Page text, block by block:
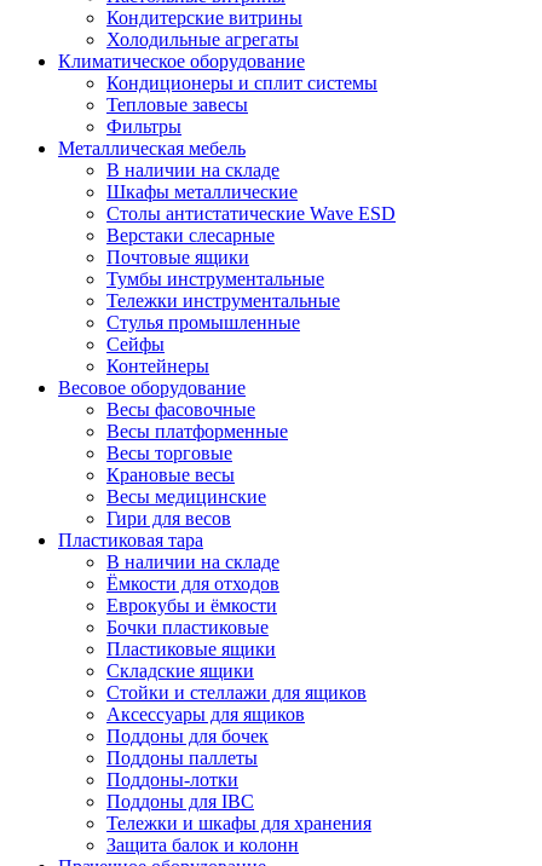
Кондитерские витрины
Холодильные агрегаты
Климатическое оборудование
Кондиционеры и сплит системы
Тепловые завесы
Фильтры
Металлическая мебель
В наличии на складе
Шкафы металлические
Столы антистатические Wave ESD
Верстаки слесарные
Почтовые ящики
Тумбы инструментальные
Тележки инструментальные
Стулья промышленные
Сейфы
Контейнеры
Весовое оборудование
Весы фасовочные
Весы платформенные
Весы торговые
Крановые весы
Весы медицинские
Гири для весов
Пластиковая тара
В наличии на складе
Ёмкости для отходов
Еврокубы и ёмкости
Бочки пластиковые
Пластиковые ящики
Складские ящики
Стойки и стеллажи для ящиков
Аксессуары для ящиков
Поддоны для бочек
Поддоны паллеты
Поддоны-лотки
Поддоны для IBC
Тележки и шкафы для хранения
Защита балок и колонн